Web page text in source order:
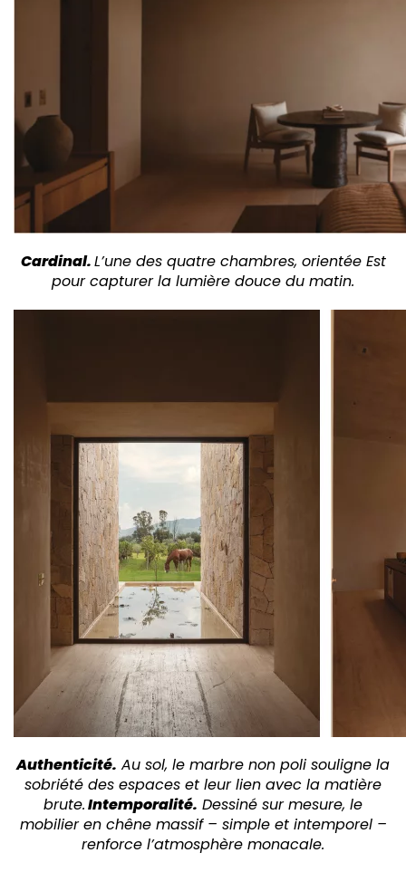
Cardinal.L’une des quatre chambres, orientée Est
pour capturerla lumière douce du matin.
Authenticité. Au sol, le marbre non poli souligne la
sobriété des espaces et leur lien avec la matière
brute.Intemporalité. Dessiné surmesure, le
mobilier en chêne massif – simple et intemporel –
renforce l’atmosphère monacale.